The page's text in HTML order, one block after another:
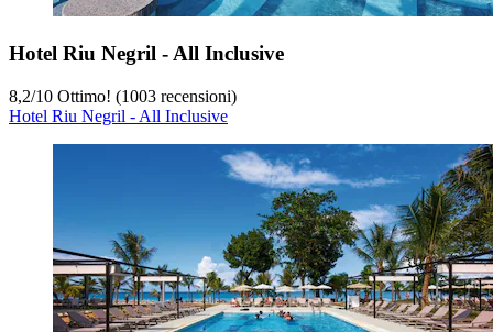
Hotel Riu Negril - All Inclusive
8,2/10 Ottimo! (1003 recensioni)
Hotel Riu Negril - All Inclusive